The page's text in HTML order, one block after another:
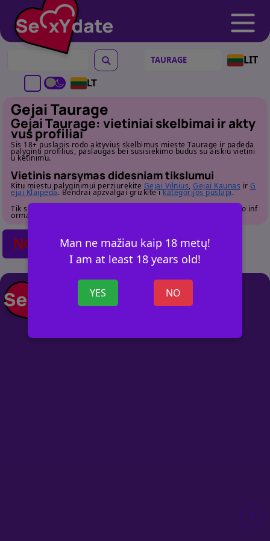
LIT
LT
Man ne mažiau kaip 18 metų!
I am at least 18 years old!
YES NO
Gejai Taurage
Gejai Taurage: vietiniai skelbimai ir akty
vus profiliai
Sis 18+ puslapis rodo aktyvius skelbimus mieste Taurage ir padeda
palyginti profilius, paslaugas bei susisiekimo budus su aiskiu vietini
u ketinimu.
Vietinis narsymas didesniam tikslumui
Kitu miestu palyginimui perziurekite Gejai Vilnius, Gejai Kaunas ir G
ejai Klaipeda. Bendrai apzvalgai grizkite ikategorijos puslapi.
Tik suaugusiems. Pries susisiekdami atidziai perziurekite profilio inf
ormacija.
NO POSTS FOUND
+ SKELBIMĄ